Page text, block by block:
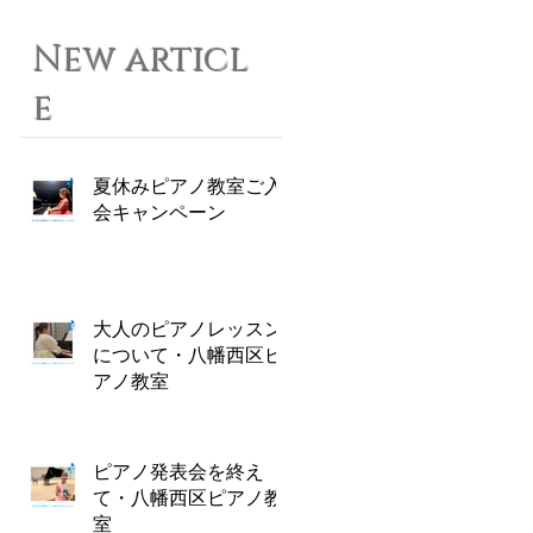
New articl
e
夏休みピアノ教室ご入
会キャンペーン
大人のピアノレッスン
について・八幡西区ピ
アノ教室
ピアノ発表会を終え
て・八幡西区ピアノ教
室